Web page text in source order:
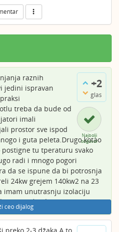
+2
glas
Najbolji
odgovor
raznih
jedini ispravan
treba da bude od
imali
prostor sve ispod
i guta peleta.Drugo kotao
tu tperaturu svako
radi i mnogo pogori
da se ispune da bi potrosnja
24kw grejem 140kw2 na 23
imam unutrasnju izolaciju
ujutru od 7 do uvece 24 i
je 17
peleta sam stavio 8s
ceo dijalog